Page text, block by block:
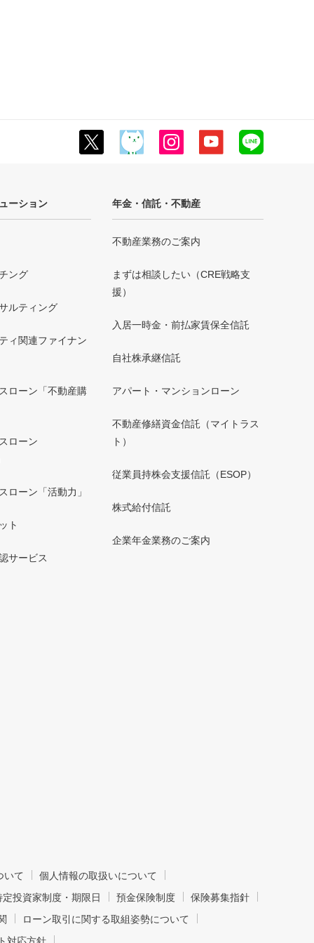
ーション
ング
ルティング
ィ関連ファイナン
ローン「不動産購
ローン
ローン「活動力」
ト
サービス
年金・信託・不動産
不動産業務のご案内
まずは相談したい（CRE戦略支
援）
入居一時金・前払家賃保全信託
自社株承継信託
アパート・マンションローン
不動産修繕資金信託（マイトラス
ト）
従業員持株会支援信託（ESOP）
株式給付信託
企業年金業務のご案内
いて
個人情報の取扱いについて
定投資家制度・期限日 預金保険制度
保険募集指針
ローン取引に関する取組姿勢について